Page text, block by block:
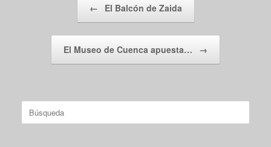
← El Balcón de Zaida
El Museo de Cuenca apuesta… →
Buscar: